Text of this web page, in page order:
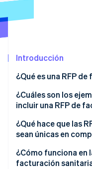
Prevención de fraude
Climate
Verificación de
Sesiones de
Descubre cómo
Introducción
¿Qué es una RFP
¿Cuáles son los
incluir una RFP de
Descripción
Alcance de los
Requisitos de
¿Qué hace que las
sean únicas en
Exposición a la PHI
¿Cómo funciona en
facturación